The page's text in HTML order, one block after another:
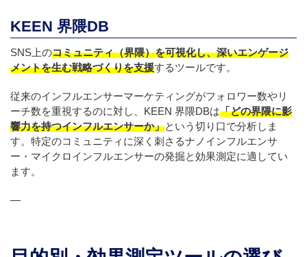
KEEN 界隈DB
SNS上のコミュニティ（界隈）を可視化し、深いエンゲージ
メントを生む戦略づくりを支援するツールです。
従来のインフルエンサーマーケティングがフォロワー数やリ
ーチ数を重視するのに対し、KEEN 界隈DBは「どの界隈に影
響力を持つインフルエンサーか」という切り口で分析しま
す。特定のコミュニティに深く刺さるナノインフルエンサ
ー・マイクロインフルエンサーの発掘と効果測定に適してい
ます。
—